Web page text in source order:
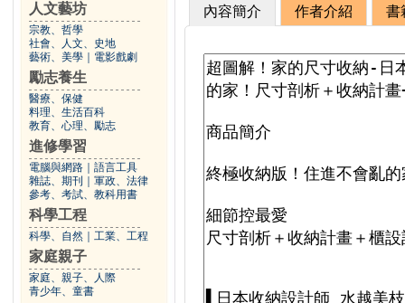
人文藝坊
宗教、哲學
社會、人文、史地
藝術、美學
電影戲劇
勵志養生
醫療、保健
料理、生活百科
教育、心理、勵志
進修學習
電腦與網路
語言工具
雜誌、期刊
軍政、法律
參考、考試、教科用書
科學工程
科學、自然 工業、工程
家庭親子
家庭、親子、人際
青少年、童書
內容簡介 作者介紹 書